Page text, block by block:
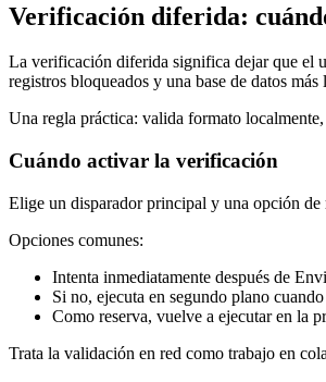
Verificación diferida:
La verificación diferida significa dejar que el
registros bloqueados y una base de datos más
Una regla práctica: valida formato
Cuándo activar la verificación
Elige un disparador principal y una opción de
Opciones comunes:
Intenta inmediatamente después de
Si no, ejecuta en segundo plano
Como reserva, vuelve a ejecutar en la
Trata la validación en red como trabajo en